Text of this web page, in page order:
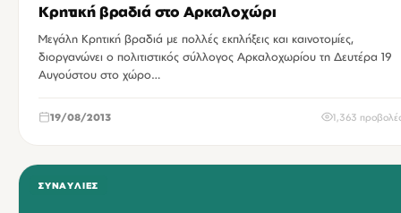
Κρητική βραδιά στο Αρκαλοχώρι
Μεγάλη Κρητική βραδιά με πολλές εκπλήξεις και καινοτομίες,
διοργανώνει ο πολιτιστικός σύλλογος Αρκαλοχωρίου τη Δευτέρα 19
Αυγούστου στο χώρο…
19/08/2013 1,363
ΣΥΝΑΥΛΊΕΣ